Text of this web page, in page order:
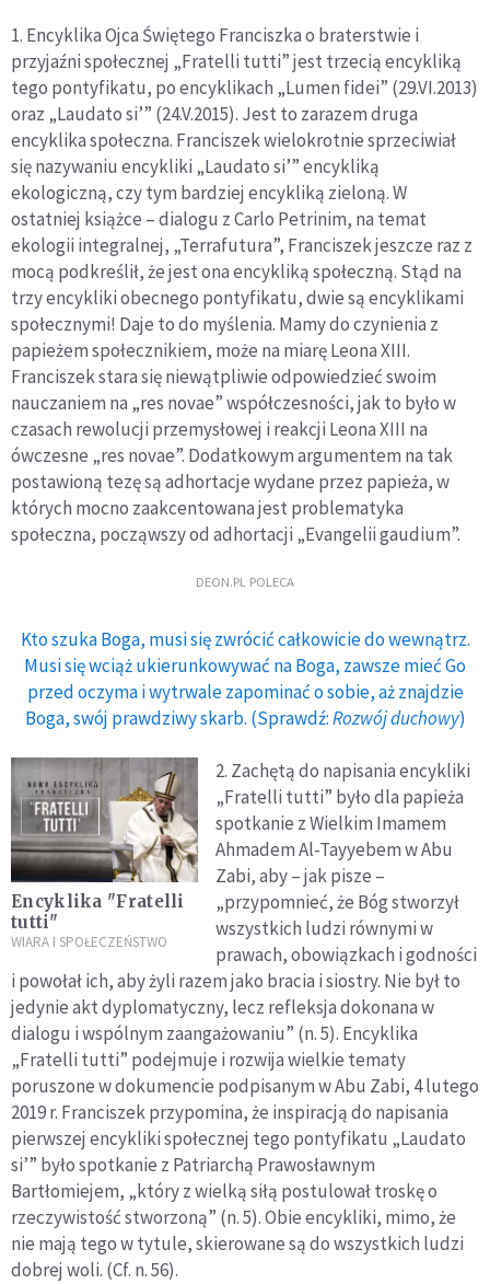
1. Encyklika Ojca Świętego Franciszka o braterstwie i
przyjaźni społecznej „Fratelli tutti” jest trzecią encykliką
tego pontyfikatu, po encyklikach „Lumen fidei” (29.VI.2013)
oraz „Laudato si’” (24.V.2015). Jest to zarazem druga
encyklika społeczna. Franciszek wielokrotnie sprzeciwiał
się nazywaniu encykliki „Laudato si’” encykliką
ekologiczną, czy tym bardziej encykliką zieloną. W
ostatniej książce – dialogu z Carlo Petrinim, na temat
ekologii integralnej, „Terrafutura”, Franciszek jeszcze raz z
mocą podkreślił, że jest ona encykliką społeczną. Stąd na
trzy encykliki obecnego pontyfikatu, dwie są encyklikami
społecznymi! Daje to do myślenia. Mamy do czynienia z
papieżem społecznikiem, może na miarę Leona XIII.
Franciszek stara się niewątpliwie odpowiedzieć swoim
nauczaniem na „res novae” współczesności, jak to było w
czasach rewolucji przemysłowej i reakcji Leona XIII na
ówczesne „res novae”. Dodatkowym argumentem na tak
postawioną tezę są adhortacje wydane przez papieża, w
których mocno zaakcentowana jest problematyka
społeczna, począwszy od adhortacji „Evangelii gaudium”.
DEON.PL POLECA
Kto szuka Boga, musi się zwrócić całkowicie do wewnątrz.
Musi się wciąż ukierunkowywać na Boga, zawsze mieć Go
przed oczyma i wytrwale zapominać o sobie, aż znajdzie
Boga, swój prawdziwy skarb. (Sprawdź:Rozwój duchowy)
Encyklika "Fratelli
tutti"
WIARA I SPOŁECZEŃSTWO
2. Zachętą do napisania encykliki
„Fratelli tutti” było dla papieża
spotkanie z Wielkim Imamem
Ahmadem Al-Tayyebem w Abu
Zabi, aby – jak pisze –
„przypomnieć, że Bóg stworzył
wszystkich ludzi równymi w
prawach, obowiązkach i godności
i powołał ich, aby żyli razem jako bracia i siostry. Nie był to
jedynie akt dyplomatyczny, lecz refleksja dokonana w
dialogu i wspólnym zaangażowaniu” (n. 5). Encyklika
„Fratelli tutti” podejmuje i rozwija wielkie tematy
poruszone w dokumencie podpisanym w Abu Zabi, 4 lutego
2019 r. Franciszek przypomina, że inspiracją do napisania
pierwszej encykliki społecznej tego pontyfikatu „Laudato
si’” było spotkanie z Patriarchą Prawosławnym
Bartłomiejem, „który z wielką siłą postulował troskę o
rzeczywistość stworzoną” (n. 5). Obie encykliki, mimo, że
nie mają tego w tytule, skierowane są do wszystkich ludzi
dobrej woli. (Cf. n. 56).